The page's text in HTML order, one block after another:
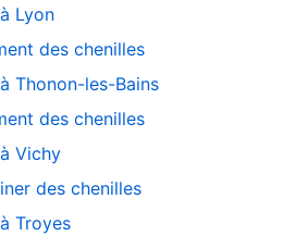
Lyon
des chenilles
Thonon-les-Bains
des chenilles
Vichy
des chenilles
Troyes